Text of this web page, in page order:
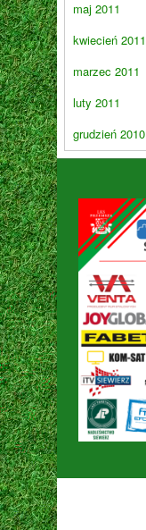
maj 2011
kwiecień 2011
marzec 2011
luty 2011
grudzień 2010